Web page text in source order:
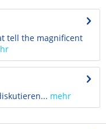
tell the magnificent
mehr